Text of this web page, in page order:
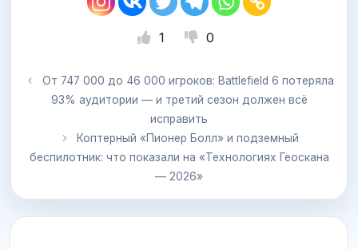
1 0
От 747 000 до 46 000 игроков: Battlefield 6 потеряла
93% аудитории — и третий сезон должен всё
исправить
Коптерный «Пионер Болл» и подземный
беспилотник: что показали на «Технологиях Геоскана
— 2026»